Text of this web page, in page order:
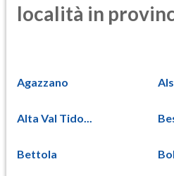
località in
Agazzano
Alta Val Tido...
Bettola